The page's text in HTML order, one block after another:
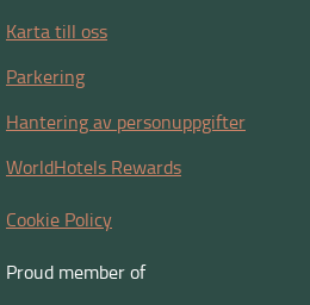
Karta till oss
Parkering
Hantering av personuppgifter
WorldHotels Rewards
Cookie Policy
Proud member of